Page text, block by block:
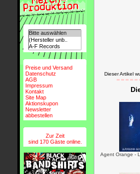
Preise und Versand
Datenschutz
AGB
Impressum
Kontakt
Site Map
Aktionskupon
Newsletter
abbestellen
Zur Zeit
sind 170 Gäste online.
Dieser Artikel
Agent Orange -